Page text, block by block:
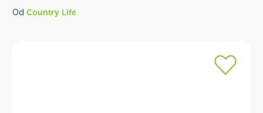
Od Country Life